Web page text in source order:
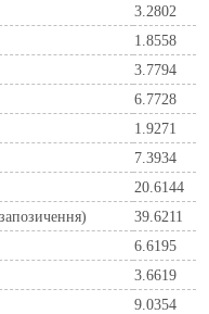
3.2802
1.8558
3.7794
6.7728
1.9271
7.3934
20.6144
39.6211
6.6195
3.6619
9.0354